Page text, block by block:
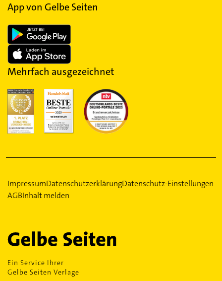
App von Gelbe Seiten
Mehrfach ausgezeichnet
ImpressumDatenschutzerklärungDatenschutz-Einstellungen
AGBInhalt melden
Ein Service Ihrer
Gelbe Seiten Verlage